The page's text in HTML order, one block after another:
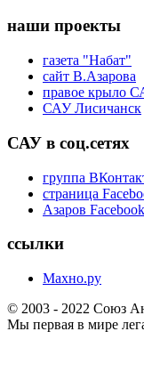
наши проекты
газета "Набат"
сайт В.Азарова
правое крыло
САУ Лисичанск
САУ в соц.сетях
группа
страница
Азаров Facebook
ссылки
Махно.ру
© 2003 - 2022 Союз
Мы первая в мире